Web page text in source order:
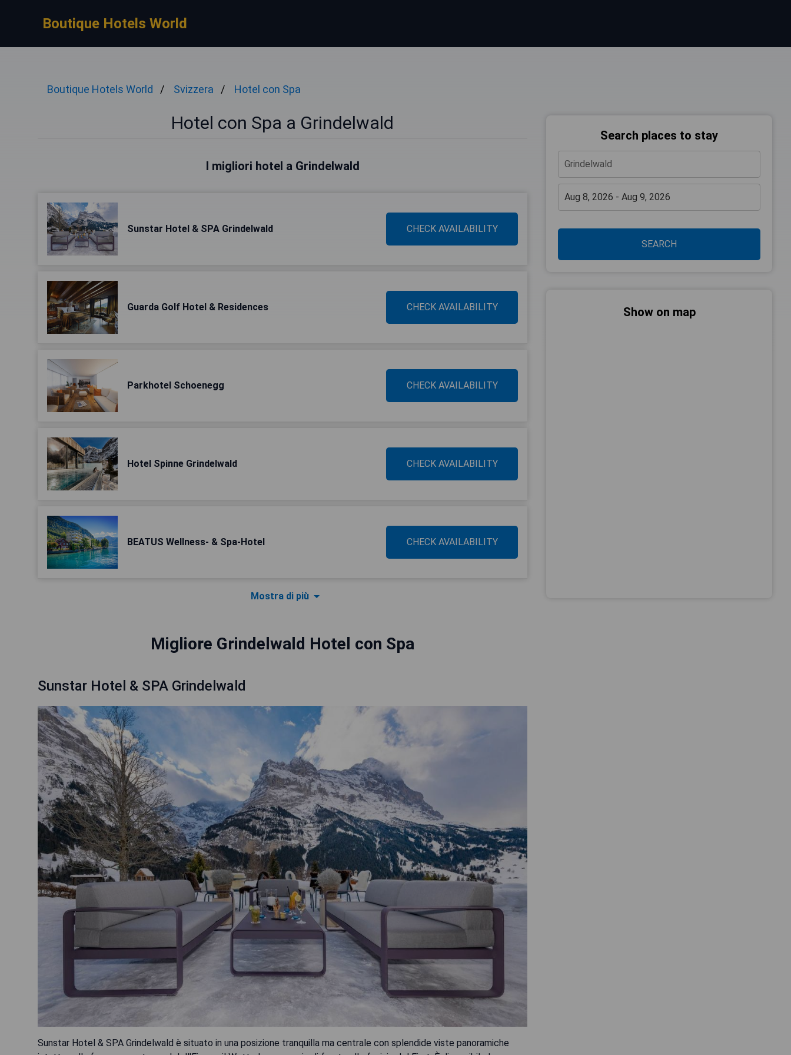
Boutique Hotels World
Boutique Hotels World Svizzera Hotel con Spa
Hotel con Spa a Grindelwald
I migliori hotel a Grindelwald
Sunstar Hotel & SPA Grindelwald CHECK AVAILABILITY
Guarda Golf Hotel & Residences CHECK AVAILABILITY
Parkhotel Schoenegg CHECK AVAILABILITY
Hotel Spinne Grindelwald CHECK AVAILABILITY
BEATUS Wellness- & Spa-Hotel CHECK AVAILABILITY
Mostra di più
Migliore Grindelwald Hotel con Spa
Sunstar Hotel & SPA Grindelwald
Sunstar Hotel & SPA Grindelwald è situato in una posizione tranquilla ma centrale con splendide viste panoramiche
Search places to stay
SEARCH
Show on map